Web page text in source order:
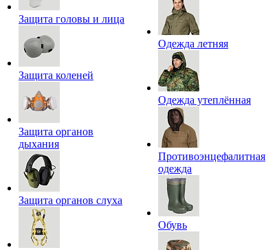
Защита головы и лица
Защита коленей
Защита органов
дыхания
Защита органов слуха
Одежда летняя
Одежда утеплённая
Противоэнцефалитная
одежда
Обувь